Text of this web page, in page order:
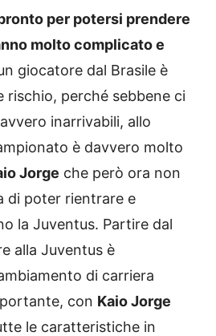
per potersi prendere
molto complicato e
giocatore dal Brasile è
rischio, perché sebbene ci
inarrivabili, allo
è davvero molto
Jorge che però ora non
di poter rientrare e
la Juventus. Partire dal
alla Juventus è
di carriera
con Kaio Jorge
le caratteristiche in